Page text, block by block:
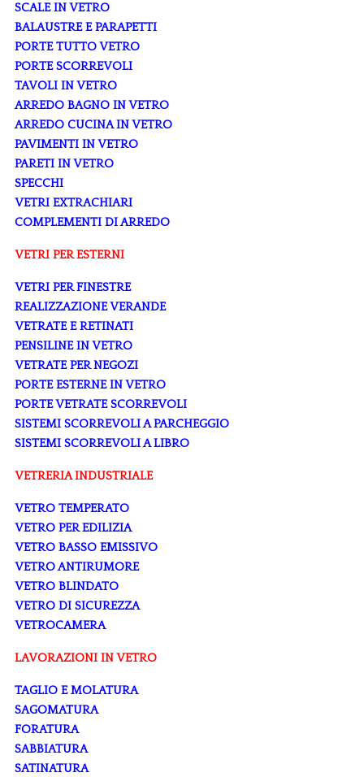
SCALE IN VETRO
BALAUSTRE E PARAPETTI
PORTE TUTTO VETRO
PORTE SCORREVOLI
TAVOLI IN VETRO
ARREDO BAGNO IN VETRO
ARREDO CUCINA IN VETRO
PAVIMENTI IN VETRO
PARETI IN VETRO
SPECCHI
VETRI EXTRACHIARI
COMPLEMENTI DI ARREDO
VETRI PER ESTERNI
VETRI PER FINESTRE
REALIZZAZIONE VERANDE
VETRATE E RETINATI
PENSILINE IN VETRO
VETRATE PER NEGOZI
PORTE ESTERNE IN VETRO
PORTE VETRATE SCORREVOLI
SISTEMI SCORREVOLI A PARCHEGGIO
SISTEMI SCORREVOLI A LIBRO
VETRERIA INDUSTRIALE
VETRO TEMPERATO
VETRO PER EDILIZIA
VETRO BASSO EMISSIVO
VETRO ANTIRUMORE
VETRO BLINDATO
VETRO DI SICUREZZA
VETROCAMERA
LAVORAZIONI IN VETRO
TAGLIO E MOLATURA
SAGOMATURA
FORATURA
SABBIATURA
SATINATURA